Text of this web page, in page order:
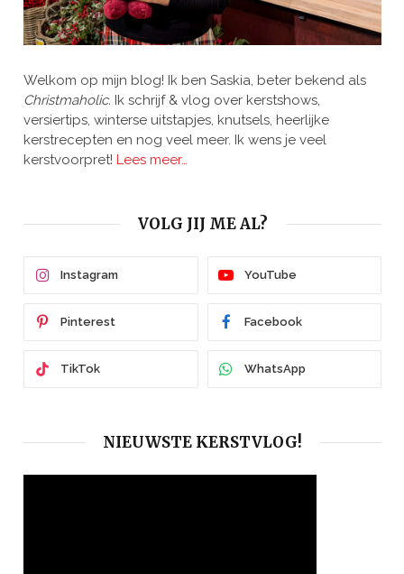
Welkom op mijn blog! Ik ben Saskia, beter bekend als
Christmaholic. Ik schrijf & vlog over kerstshows,
versiertips, winterse uitstapjes, knutsels, heerlijke
kerstrecepten en nog veel meer. Ik wens je veel
kerstvoorpret! Lees meer…
VOLG JIJ ME AL?
Instagram YouTube
Pinterest Facebook
TikTok WhatsApp
NIEUWSTE KERSTVLOG!